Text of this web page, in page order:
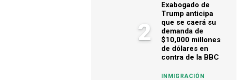
2
Exabogado de
Trump anticipa
que se caerá su
demanda de
$10,000 millones
de dólares en
contra de la BBC
INMIGRACIÓN